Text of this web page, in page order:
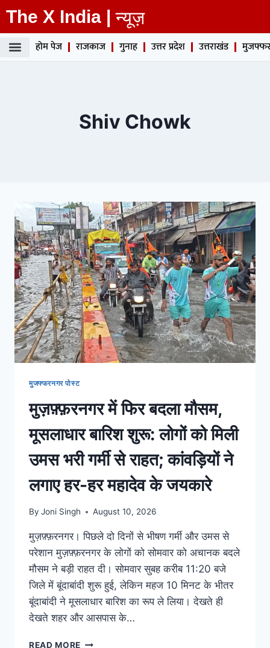
The X India | न्यूज़
होम पेज राजकाज गुनाह उत्तर प्रदेश उत्तराखंड
Shiv Chowk
मुजफ्फरनगर पोस्ट
मुज़फ़्फ़रनगर में फिर बदला मौसम,
मूसलाधार बारिश शुरू: लोगों को मिली
उमस भरी गर्मी से राहत; कांवड़ियों ने
लगाए हर-हर महादेव के जयकारे
By Joni Singh August 10, 2026
मुज़फ़्फ़रनगर। पिछले दो दिनों से भीषण गर्मी और उमस से
परेशान मुज़फ़्फ़रनगर के लोगों को सोमवार को अचानक बदले
मौसम ने बड़ी राहत दी। सोमवार सुबह करीब 11:20 बजे
जिले में बूंदाबांदी शुरू हुई, लेकिन महज 10 मिनट के भीतर
बूंदाबांदी ने मूसलाधार बारिश का रूप ले लिया। देखते ही
देखते शहर और आसपास के…
READ MORE